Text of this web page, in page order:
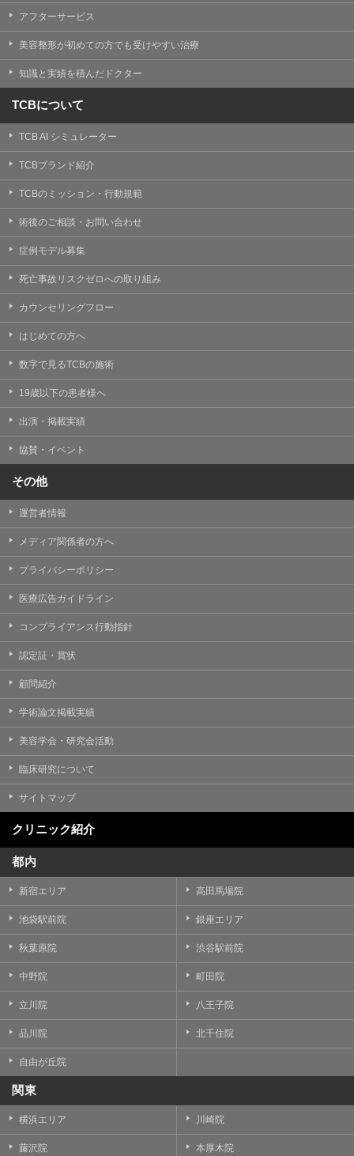
Cookieは、一般的にインターネット閲覧を行う際、又は
の閲覧情報を記憶させておく機能です。
TCBグループでは、Cookie及び類似技術を使用して収集
した情報を利用することにより、WEBサイトの利用状況
を分析し、パフォーマンス改善や、WEBサイトを通じて
提供するサービスの向上・改善のため、Cookieを使用す
ることがあります。ご使用のブラウザによりCookieを無
効とすることが可能です。ただし、Cookieを無効にした
場合、WEBサイト上のサービスの全部または一部のペー
ジが正しく表示されなくなる場合がありますのでご留意
ください。
【アクセスログについて】
TCBグループが運営するWEBサイトでは、アクセスログ
として患者様の履歴情報をサーバ上に記録しています。
アクセスログはWEBサイトの保守管理や利用状況に関す
る統計分析のために使用されます。それ以外の目的で使
用されることはありません。
本プライバシーポリシーの内容は、法令変更への対応や
す。
変更後のプライバシーポリシーについては、当サイトに
アフターサービス
美容整形が初めての方でも受けやすい治療
知識と実績を積んだドクター
TCBについて
TCB AI シミュレーター
TCBブランド紹介
TCBのミッション・行動規範
術後のご相談・お問い合わせ
症例モデル募集
死亡事故リスクゼロへの取り組み
カウンセリングフロー
はじめての方へ
数字で見るTCBの施術
19歳以下の患者様へ
出演・掲載実績
協賛・イベント
その他
運営者情報
メディア関係者の方へ
プライバシーポリシー
医療広告ガイドライン
コンプライアンス行動指針
認定証・賞状
顧問紹介
学術論文掲載実績
美容学会・研究会活動
臨床研究について
サイトマップ
クリニック紹介
都内
新宿エリア 高田馬場院
池袋駅前院 銀座エリア
秋葉原院 渋谷駅前院
中野院 町田院
立川院 八王子院
品川院 北千住院
自由が丘院
関東
横浜エリア 川崎院
藤沢院 本厚木院